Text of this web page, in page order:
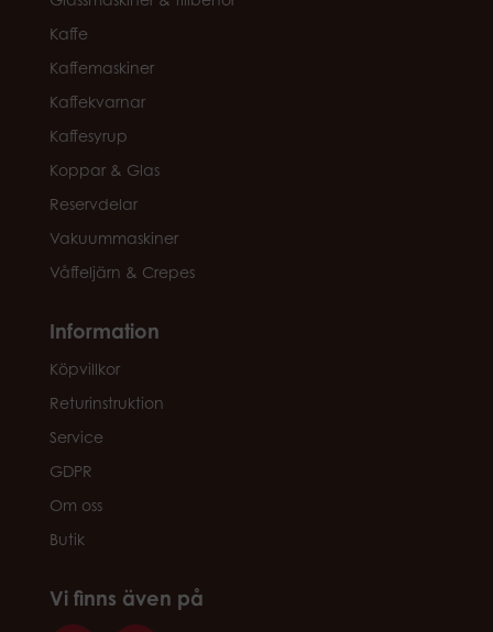
Kaffe
Kaffemaskiner
Kaffekvarnar
Kaffesyrup
Koppar & Glas
Reservdelar
Vakuummaskiner
Våffeljärn & Crepes
Information
Köpvillkor
Returinstruktion
Service
GDPR
Om oss
Butik
Vi finns även på